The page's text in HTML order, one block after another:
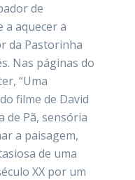
de
a aquecer a
da Pastorinha
Nas páginas do
“Uma
filme de David
de Pã, sensória
a paisagem,
de uma
XX por um